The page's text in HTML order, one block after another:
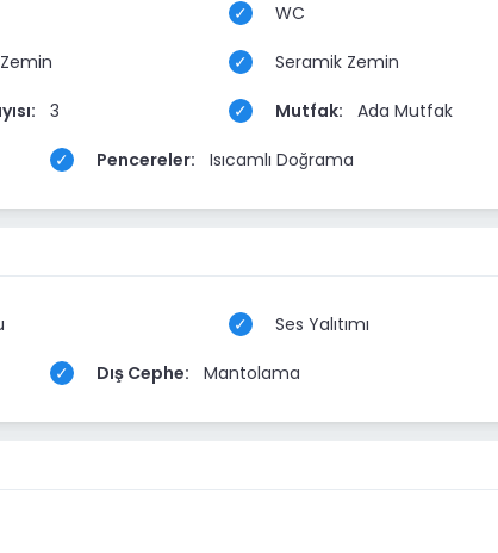
WC
Seramik Zemin
3 Mutfak: Ada Mutfak
Pencereler: Isıcamlı Doğrama
Ses Yalıtımı
Dış Cephe: Mantolama